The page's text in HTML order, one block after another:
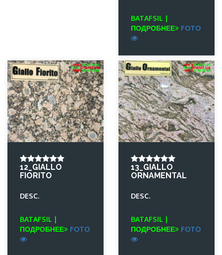
BATAFSIL |
ПОДРОБНЕЕ
FOTO
12_GIALLO
FIORITO
DESC.
BATAFSIL |
ПОДРОБНЕЕ
FOTO
13_GIALLO
ORNAMENTAL
DESC.
BATAFSIL |
ПОДРОБНЕЕ
FOTO